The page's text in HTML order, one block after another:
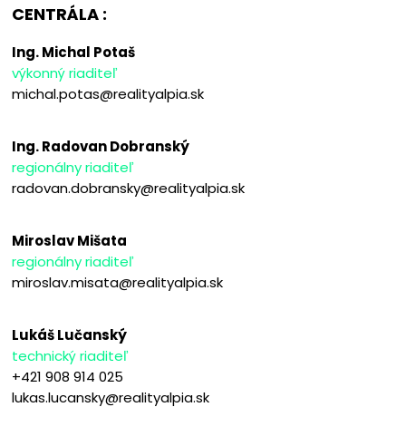
CENTRÁLA :
Ing. Michal Potaš
výkonný riaditeľ
michal.potas@realityalpia.sk
Ing. Radovan Dobranský
regionálny riaditeľ
radovan.dobransky@realityalpia.sk
Miroslav Mišata
regionálny riaditeľ
miroslav.misata@realityalpia.sk
Lukáš Lučanský
technický riaditeľ
+421 908 914 025
lukas.lucansky@realityalpia.sk